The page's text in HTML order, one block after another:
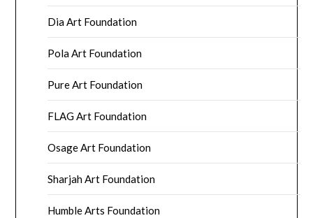
Dia Art Foundation
Pola Art Foundation
Pure Art Foundation
FLAG Art Foundation
Osage Art Foundation
Sharjah Art Foundation
Humble Arts Foundation